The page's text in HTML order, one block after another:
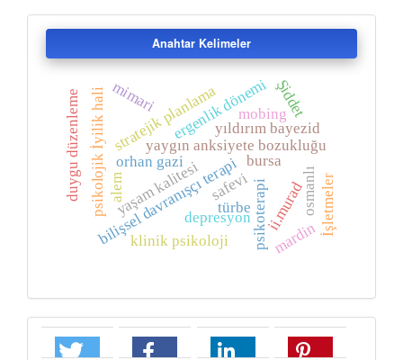
Anahtar Kelimeler
depresyon
bilişsel davranışçı terapipsikoterapi
yaygın anksiyete bozukluğu
yaşam kalitesi
psikolojik İyilik halistratejik planlama
klinik psikoloji
ergenlik dönemi
duygu düzenleme yıldırım bayezid
mimari
bursa
ii.murad
orhan gazi
osmanlı
safevi
alem
Şiddet
mobing
türbe
mardin
İşletmeler